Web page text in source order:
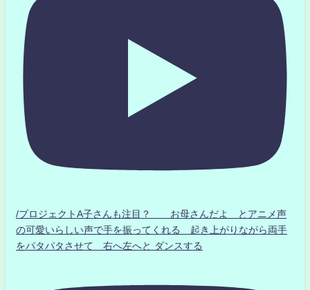
/プロジェクトA子さんも注目？ お母さんだよ とアニメ声
の可愛いらしい声で手を振ってくれる 起き上がりながら両手
をパタパタさせて 右へ左へと ダンスする